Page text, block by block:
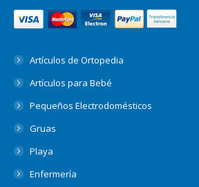
Artículos de Ortopedia
Artículos para Bebé
Pequeños Electrodomésticos
Gruas
Playa
Enfermería